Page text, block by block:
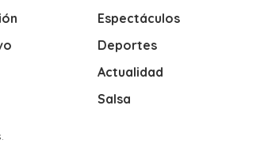
Espectáculos
Deportes
Actualidad
Salsa